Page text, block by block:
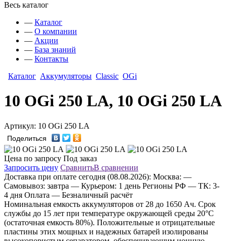
Весь каталог
— Каталог
— О компании
— Акции
— База знаний
— Контакты
Каталог Аккумуляторы Classic OGi
10 OGi 250 LA, 10 OGi 250 LA
Артикул: 10 OGi 250 LA
Поделиться
Цена по запросу Под заказ
Запросить цену СравнитьВ сравнении
Доставка при оплате сегодня (08.08.2026): Москва: —
Самовывоз: завтра — Курьером: 1 день Регионы РФ — ТК: 3-
4 дня Оплата — Безналичный расчёт
Номинальная емкость аккумуляторов от 28 до 1650 Aч. Срок
службы до 15 лет при температуре окружающей среды 20°C
(остаточная емкость 80%). Положительные и отрицательные
пластины этих мощных и надежных батарей изолированы